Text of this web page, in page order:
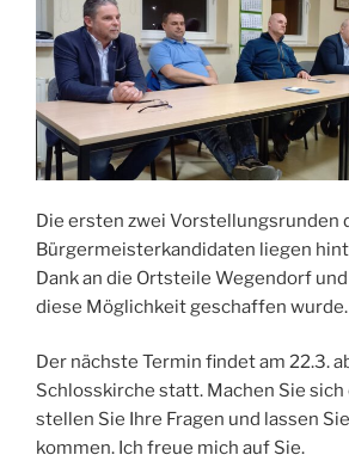
Die ersten zwei Vorstellungsrunden
Bürgermeisterkandidaten liegen
Dank an die Ortsteile Wegendorf
diese Möglichkeit geschaffen wurde.
Der nächste Termin findet am 22.3.
Schlosskirche statt. Machen Sie sich
stellen Sie Ihre Fragen und lassen
kommen. Ich freue mich auf Sie.